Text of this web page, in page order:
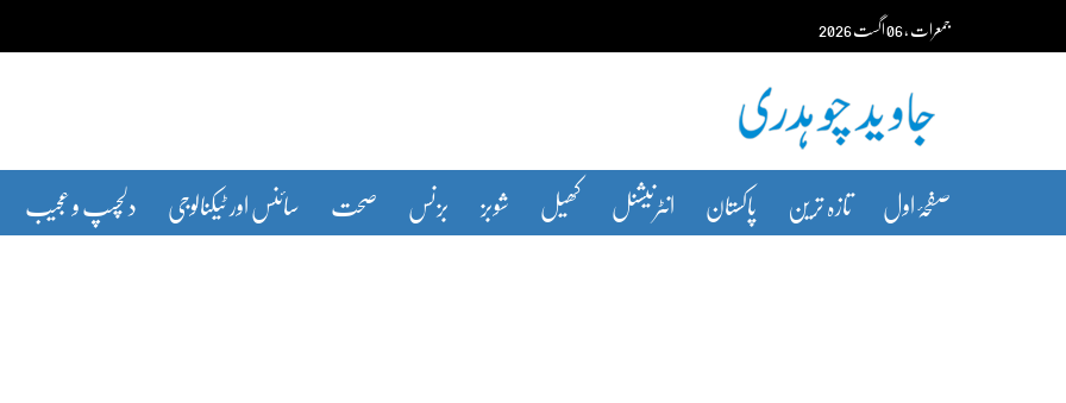
content جمعرات‬‮،06اگست‬‮2026
صفحۂ اول تازہ ترین پاکستان انٹرنیشنل کھیل شوبز بزنس صحت سائنس اور ٹیکنالوجی دلچسپ و عجیب